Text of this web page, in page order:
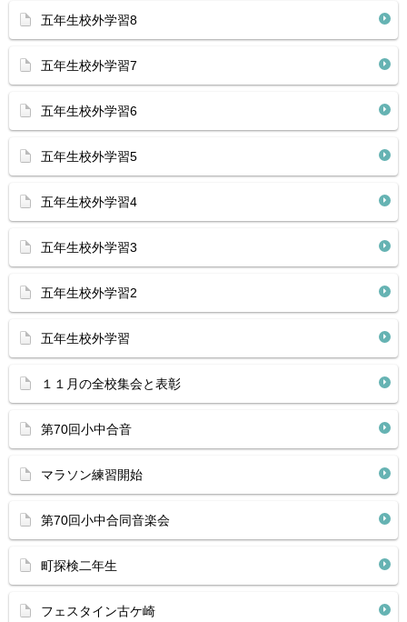
五年生校外学習8
五年生校外学習7
五年生校外学習6
五年生校外学習5
五年生校外学習4
五年生校外学習3
五年生校外学習2
五年生校外学習
１１月の全校集会と表彰
第70回小中合音
マラソン練習開始
第70回小中合同音楽会
町探検二年生
フェスタイン古ケ崎